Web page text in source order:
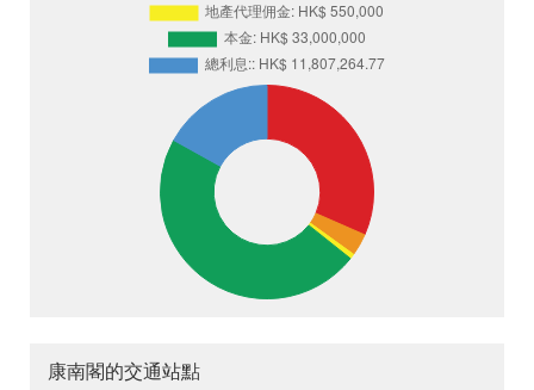
康南閣的交通站點